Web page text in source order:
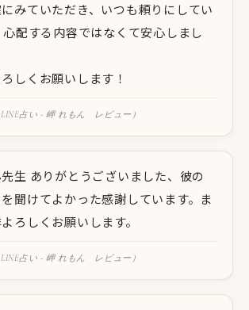
みていただき、いつも頼りにしてい
心配する内容ではなくて安心しまし
しくお願いします！
LINE占い - 岬 れもん レビュー）
生 ありがとうございました、彼の
聞けてよかった感謝しています。ま
ろしくお願いします。
LINE占い - 岬 れもん レビュー）